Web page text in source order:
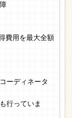
費用を最大全額
ーディネータ
行っていま